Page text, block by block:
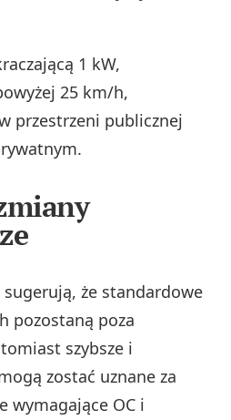
1 kW,
25 km/h,
przestrzeni publicznej
że standardowe
pozostaną poza
szybsze i
zostać uznane za
wymagające OC i